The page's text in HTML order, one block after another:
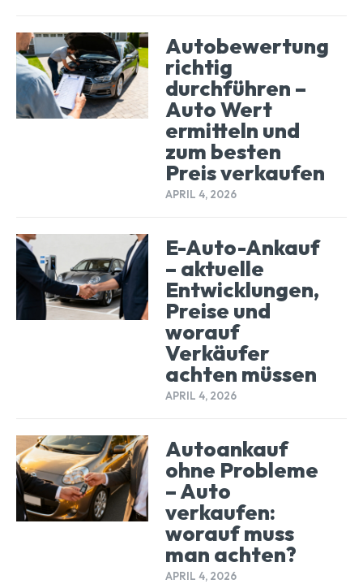
Autobewertung
richtig
durchführen –
Auto Wert
ermitteln und
zum besten
Preis verkaufen
APRIL 4, 2026
E-Auto-Ankauf
– aktuelle
Entwicklungen,
Preise und
worauf
Verkäufer
achten müssen
APRIL 4, 2026
Autoankauf
ohne Probleme
– Auto
verkaufen:
worauf muss
man achten?
APRIL 4, 2026